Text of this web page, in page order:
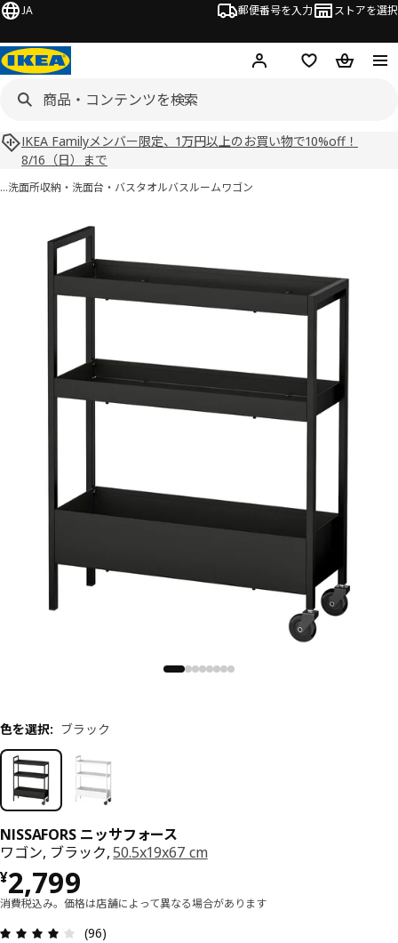
JA 郵便番号を入力 ストアを選択
ログイン・新規入会
欲しいものリスト
カート
IKEA Familyメンバー限定、1万円以上のお買い物で10%off！
8/16（日）まで
…洗面所収納・洗面台・バスタオルバスルームワゴン
ニッサフォース画像
NISSAFORS ニッサフォース
ワゴン, ブラック,50.5x19x67 cm
¥2,799
価格 ¥ 2799
消費税込み。価格は店舗によって異なる場合があります
(96)
色を選択: ブラック